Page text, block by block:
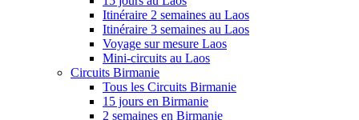
Itinéraire 2 semaines au Laos
Itinéraire 3 semaines au Laos
Voyage sur mesure Laos
Mini-circuits au Laos
Circuits Birmanie
Tous les Circuits Birmanie
15 jours en Birmanie
2 semaines en Birmanie